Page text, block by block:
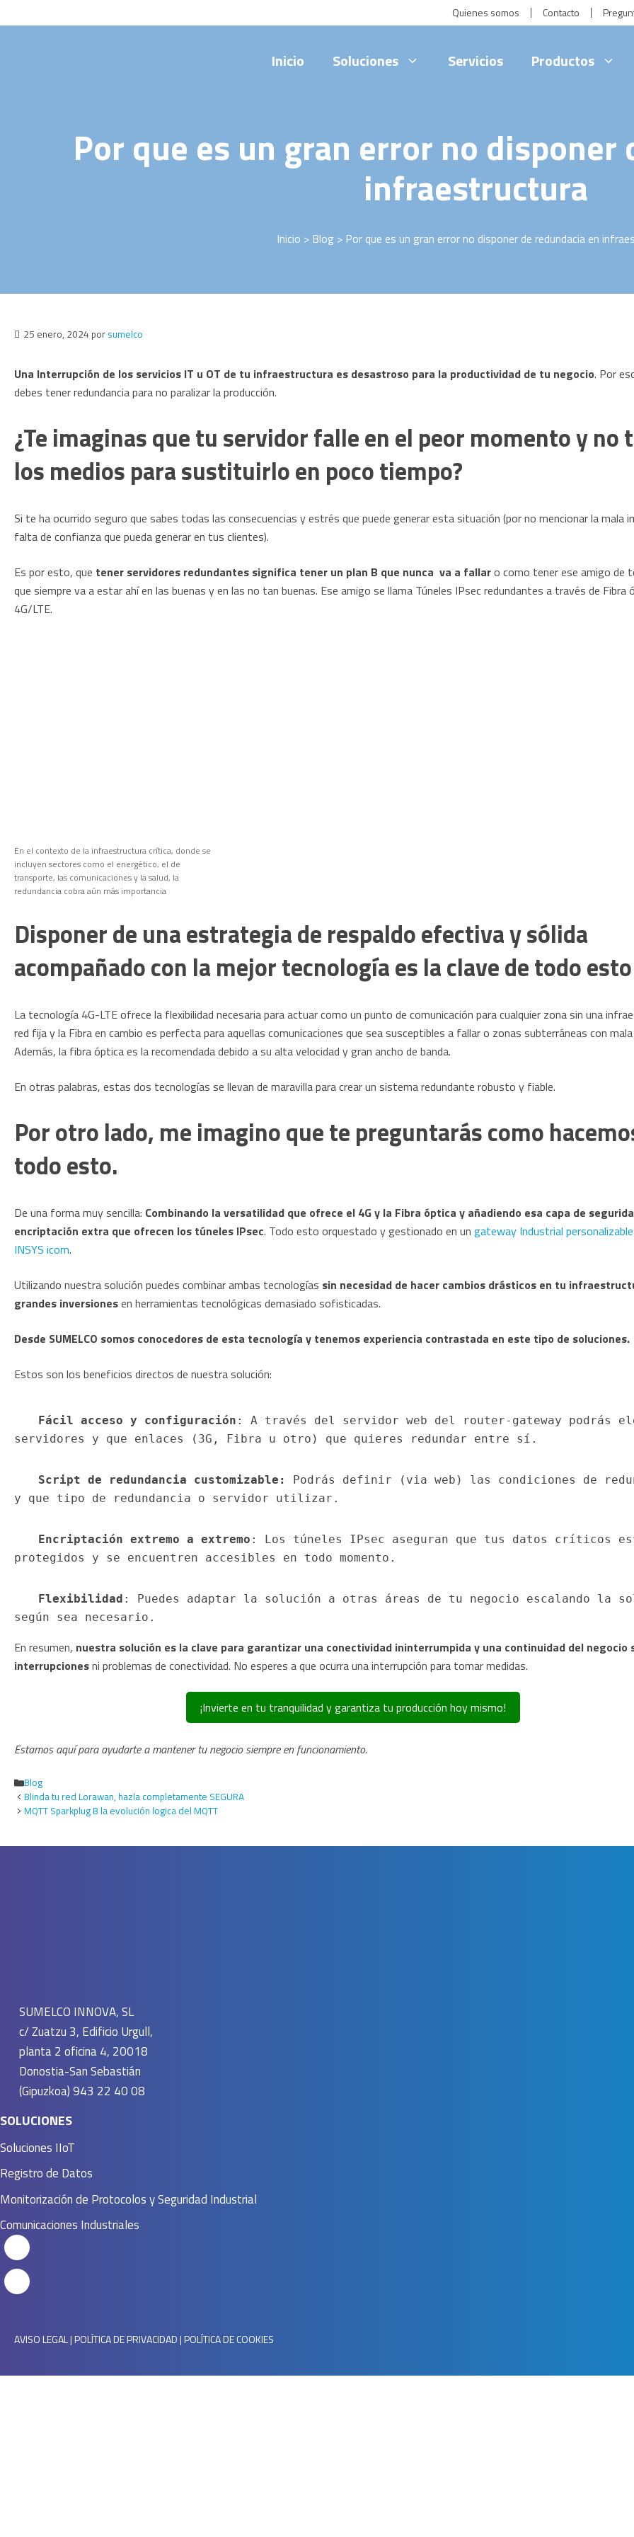
al
Quienes somos Contacto
Inicio Soluciones Servicios Productos
Por que es un gran error no disponer
infraestructura
Inicio > Blog > Por que es un gran error no disponer de redundacia en
25 enero, 2024 por sumelco
Una Interrupción de los servicios IT u OT de tu infraestructura es desastroso para la productividad de tu negocio. Por
debes tener redundancia para no paralizar la producción.
¿Te imaginas que tu servidor falle en el peor momento y no
los medios para sustituirlo en poco tiempo?
Si te ha ocurrido seguro que sabes todas las consecuencias y estrés que puede generar esta situación (por no mencionar la mala
falta de confianza que pueda generar en tus clientes).
Es por esto, que tener servidores redundantes significa tener un plan B que nunca va a fallaro como tener ese amigo de
que siempre va a estar ahí en las buenas y en las no tan buenas. Ese amigo se llama Túneles IPsec redundantes a través de Fibra
4G/LTE.
En el contexto de la infraestructura crítica, donde se
incluyen sectores como el energético, el de
transporte, las comunicaciones y la salud, la
redundancia cobra aún más importancia
Disponer de una estrategia de respaldo efectiva y sólida
acompañado con la mejor tecnología es la clave de todo esto
La tecnología 4G-LTE ofrece la flexibilidad necesaria para actuar como un punto de comunicación para cualquier zona sin una
red fija y la Fibra en cambio es perfecta para aquellas comunicaciones que sea susceptibles a fallar o zonas subterráneas con
Además, la fibra óptica es la recomendada debido a su alta velocidad y gran ancho de banda.
En otras palabras, estas dos tecnologías se llevan de maravilla para crear un sistema redundante robusto y fiable.
Por otro lado, me imagino que te preguntarás como
todo esto.
De una forma muy sencilla: Combinando la versatilidad que ofrece el 4G y la Fibra óptica y añadiendo esa capa de
encriptación extra que ofrecen los túneles IPsec. Todo esto orquestado y gestionado en un gateway Industrial
INSYS icom.
Utilizando nuestra solución puedes combinar ambas tecnologías sin necesidad de hacer cambios drásticos en tu
grandes inversionesen herramientas tecnológicas demasiado sofisticadas.
Desde SUMELCO somos conocedores de esta tecnología y tenemos experiencia contrastada en este tipo de soluciones.
Estos son los beneficios directos de nuestra solución:
Fácil acceso y configuración : A través del servidor web del router-gateway podrás
servidores y que enlaces (3G, Fibra u otro) que quieres redundar entre sí.
Script de redundancia customizable:
Podrás definir (via web) las condiciones de
y que tipo de redundancia o servidor utilizar.
Encriptación extremo a extremo : Los túneles IPsec aseguran que tus datos críticos
protegidos y se encuentren accesibles en todo momento.
Flexibilidad : Puedes adaptar la solución a otras áreas de tu negocio escalando la
según sea necesario.
En resumen, nuestra solución es la clave para garantizar una conectividad ininterrumpida y una continuidad del negocio
interrupcionesni problemas de conectividad. No esperes a que ocurra una interrupción para tomar medidas.
¡Invierte en tu tranquilidad y garantiza tu producción hoy mismo!
Estamos aquí para ayudarte a mantener tu negocio siempre en funcionamiento.
Categorías
Blog
Blinda tu red Lorawan, hazla completamente SEGURA
MQTT Sparkplug B la evolución logica del MQTT
SUMELCO INNOVA, SL
c/ Zuatzu 3, Edificio Urgull,
planta 2 oficina 4, 20018
Donostia-San Sebastián
(Gipuzkoa) 943 22 40 08
SOLUCIONES
Soluciones IIoT
Registro de Datos
Monitorización de Protocolos y Seguridad Industrial
Comunicaciones Industriales
AVISO LEGAL| POLÍTICA DE PRIVACIDAD|POLÍTICA DE COOKIES